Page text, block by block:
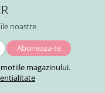
noastre
magazinului.